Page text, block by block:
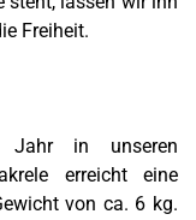
Freiheit.
Jahr in unseren
erreicht eine
von ca. 6 kg.